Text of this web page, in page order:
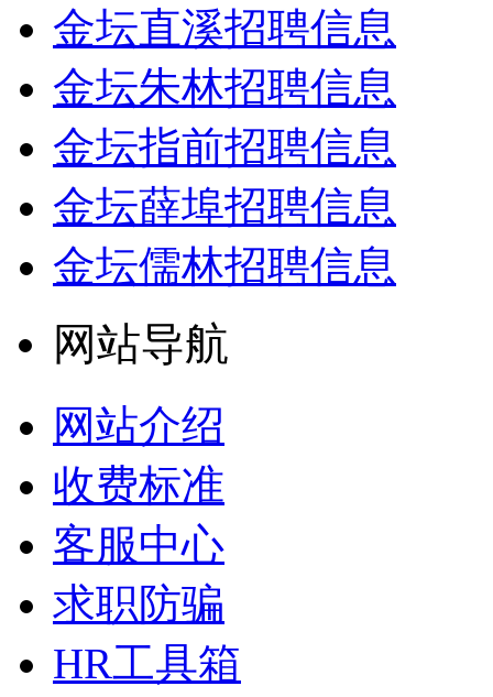
金坛直溪招聘信息
金坛朱林招聘信息
金坛指前招聘信息
金坛薛埠招聘信息
金坛儒林招聘信息
网站导航
网站介绍
收费标准
客服中心
求职防骗
HR工具箱